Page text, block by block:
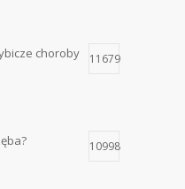
choroby
11679
10998